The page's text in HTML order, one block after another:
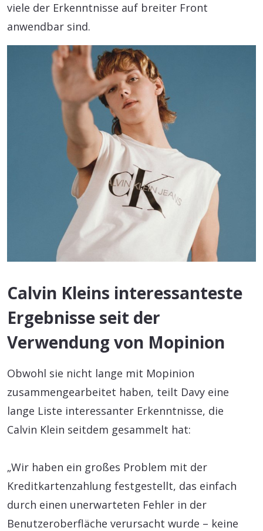
viele der Erkenntnisse auf breiter Front
anwendbar sind.
Calvin Kleins interessanteste
Ergebnisse seit der
Verwendung von Mopinion
Obwohl sie nicht lange mit Mopinion
zusammengearbeitet haben, teilt Davy eine
lange Liste interessanter Erkenntnisse, die
Calvin Klein seitdem gesammelt hat:
„Wir haben ein großes Problem mit der
Kreditkartenzahlung festgestellt, das einfach
durch einen unerwarteten Fehler in der
Benutzeroberfläche verursacht wurde – keine